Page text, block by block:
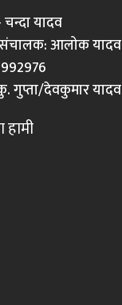
यादव
संचालक: आलोक यादव
गुप्ता/देवकुमार यादव